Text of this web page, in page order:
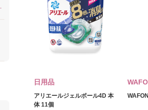
日用品
アリエールジェルボール4D 本
体 11個